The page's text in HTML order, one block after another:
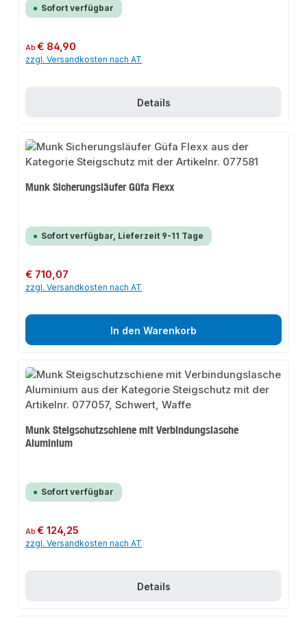
Sofort verfügbar
Regulärer Preis:
Ab€ 84,90
zzgl. Versandkosten nach AT
Details
Munk Sicherungsläufer Güfa Flexx
Sofort verfügbar, Lieferzeit 9-11 Tage
Regulärer Preis:
€ 710,07
zzgl. Versandkosten nach AT
In den Warenkorb
Munk Steigschutzschiene mit Verbindungslasche
Aluminium
Sofort verfügbar
Regulärer Preis:
Ab€ 124,25
zzgl. Versandkosten nach AT
Details